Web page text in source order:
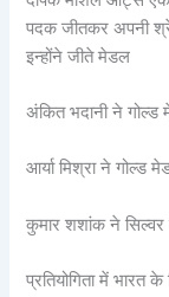
पदक जीतकर अपनी
इन्होंने जीते मेडल
अंकित भदानी ने गोल्ड
आर्या मिश्रा ने गोल्ड
कुमार शशांक ने सिल्वर
प्रतियोगिता में भारत